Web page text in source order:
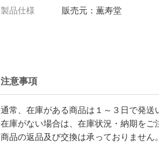
製品仕様
販売元：薫寿堂
注意事項
通常、在庫がある商品は１～３日で発送
在庫がない場合は、在庫状況・納期をご
商品の返品及び交換は承っておりませ